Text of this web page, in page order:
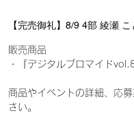
【完売御礼】8/9 4部 綾瀬
販売商品
・『デジタルブロマイド
商品やイベントの詳細、応
さい。